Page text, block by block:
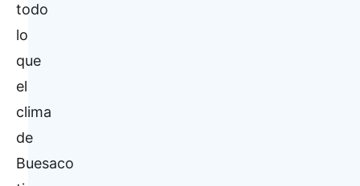
todo
lo
que
el
clima
de
Buesaco